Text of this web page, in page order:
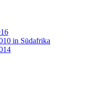
in Südafrika